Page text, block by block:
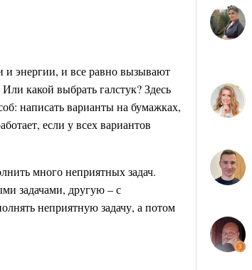
и энергии, и все равно вызывают
какой выбрать галстук? Здесь
написать варианты на бумажках,
если у всех вариантов
много неприятных задач.
задачами, другую – с
неприятную задачу, а потом